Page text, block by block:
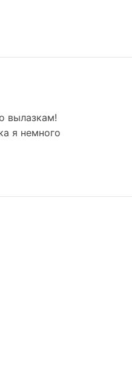
вылазкам!
я немного